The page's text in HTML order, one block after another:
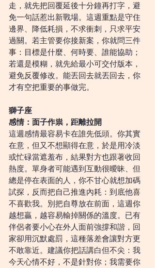
走，就先把回覆延後十分鐘再打字，避
免一句話惹出新戰場。這週重點是守住
邊界、降低耗損，不求衝刺，只求平安
過關。若主管要你接新案，你就問三件
事：目標是什麼、何時要、誰能協助；
若還是模糊，就先給最小可交付版本，
避免反覆修改。能丟回去就丟回去，你
才有空把重要的事做完。
獅子座
感情：面子作祟，距離拉開
這週感情最容易卡在誰先低頭。你其實
在意，但又不想顯得在意，於是用冷淡
或忙碌當遮羞布，結果對方也跟著收回
熱度。單身者可能遇到互動很曖昧、但
總是停在表面的人，你不甘心就想加碼
試探，反而把自己推進內耗：到底他喜
不喜歡我。別把自尊放在前面，這週你
越想贏，越容易輸掉關係的溫度。已有
伴侶者要小心在外人面前強撐和諧，回
家卻用沉默處罰，這種落差會讓對方更
不敢靠近。建議你把話講白但不尖：我
今天心情不好，不是針對你；我需要你